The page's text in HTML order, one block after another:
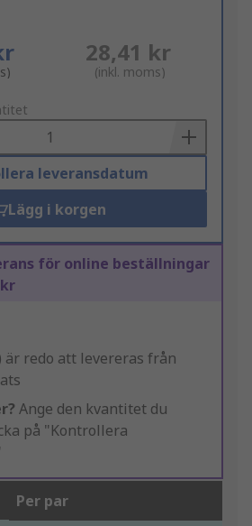
28,41 kr
(inkl. moms)
leveransdatum
Lägg i korgen
för online beställningar
är redo att levereras från
Ange den kvantitet du
på "Kontrollera
Per par